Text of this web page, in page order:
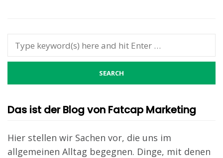
Das ist der Blog von Fatcap Marketing
Hier stellen wir Sachen vor, die uns im
allgemeinen Alltag begegnen. Dinge, mit denen